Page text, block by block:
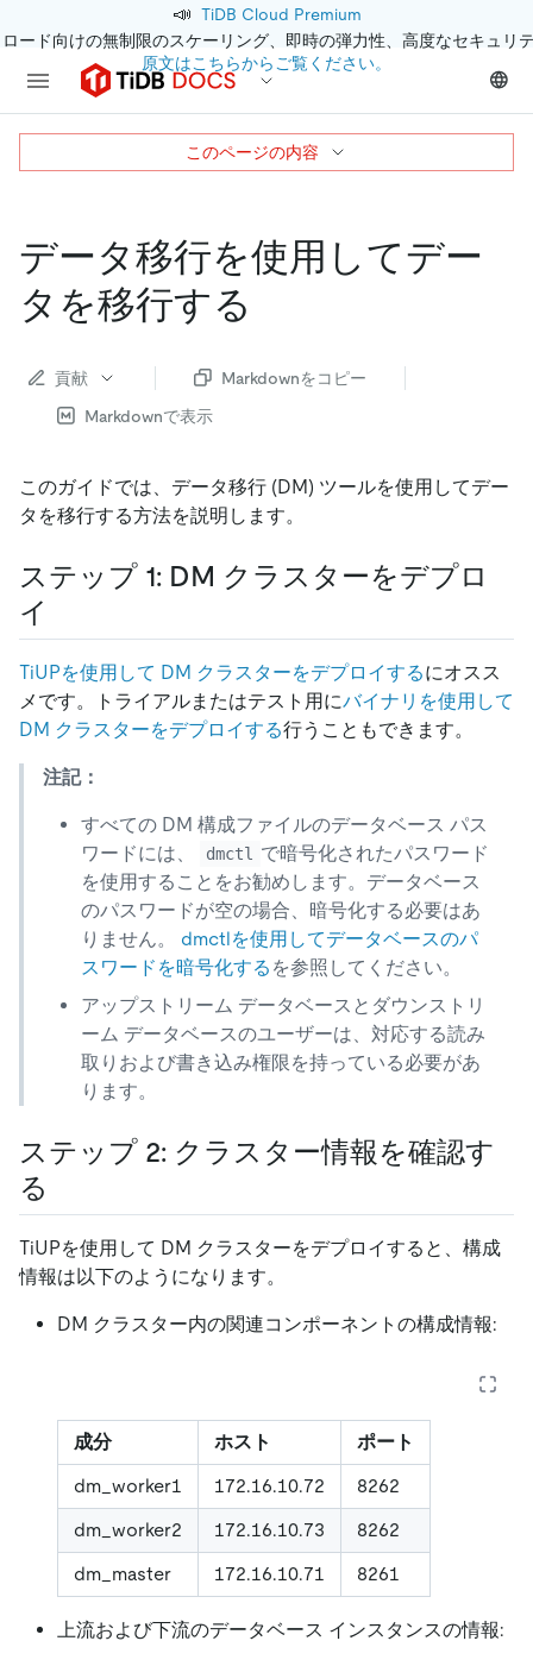
📣 TiDB Cloud Premium
ード向けの無制限のスケーリング、即時の弾力性、高度なセキュリ
原文はこちらからご覧ください。
データ移行を使用してデー
タを移行する
貢献
Markdownをコピー
Markdownで表示
このガイドでは、データ移行 (DM) ツールを使用してデー
タを移行する方法を説明します。
ステップ 1: DM クラスターをデプロ
イ
TiUPを使用して DM クラスターをデプロイするにオスス
メです。トライアルまたはテスト用にバイナリを使用して
DM クラスターをデプロイする行うこともできます。
注記：
すべての DM 構成ファイルのデータベース パス
ワードには、
dmctl
で暗号化されたパスワード
を使用することをお勧めします。データベース
のパスワードが空の場合、暗号化する必要はあ
りません。 dmctlを使用してデータベースのパ
スワードを暗号化する を参照してください。
アップストリーム データベースとダウンストリ
ーム データベースのユーザーは、対応する読み
取りおよび書き込み権限を持っている必要があ
ります。
ステップ 2: クラスター情報を確認す
る
TiUPを使用して DM クラスターをデプロイすると、構成
情報は以下のようになります。
DM クラスター内の関連コンポーネントの構成情報:
成分 ホスト
ポート
dm_worker1
172.16.10.72
8262
dm_worker2
172.16.10.73
8262
dm_master
172.16.10.71 8261
上流および下流のデータベース インスタンスの情報:
このページの内容